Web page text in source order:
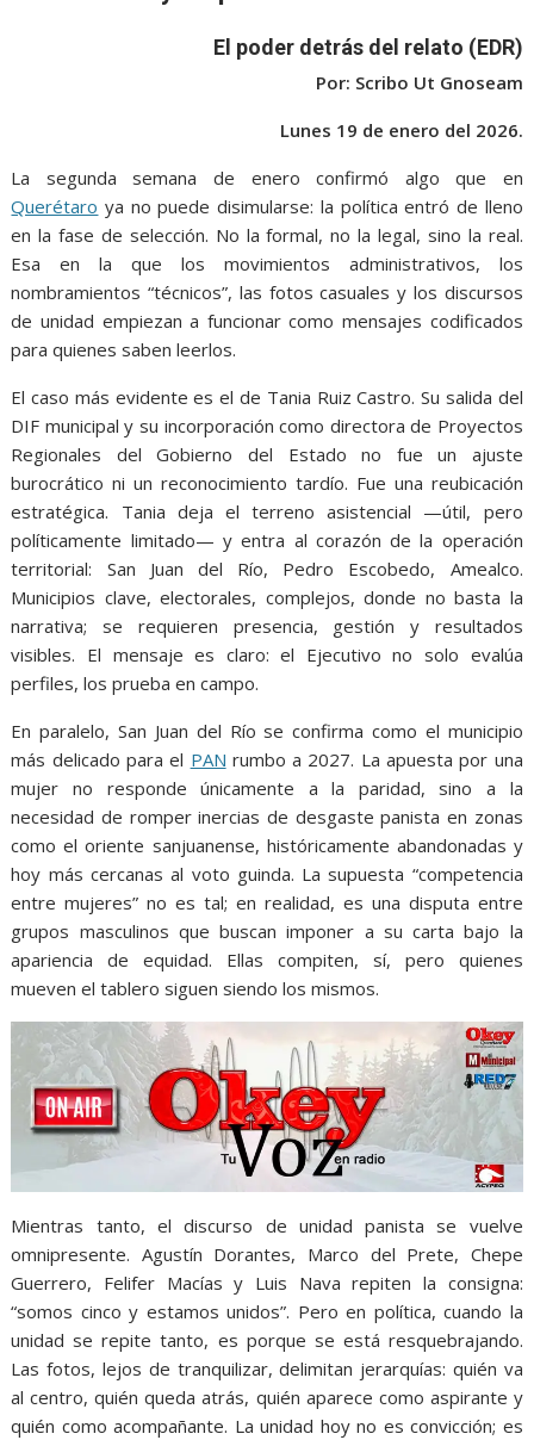
p g m
El poder detrás del relato (EDR)
Por: Scribo Ut Gnoseam
Lunes 19 de enero del 2026.
La segunda semana de enero confirmó algo que en
Querétaro ya no puede disimularse: la política entró de lleno
en la fase de selección. No la formal, no la legal, sino la real.
Esa en la que los movimientos administrativos, los
nombramientos “técnicos”, las fotos casuales y los discursos
de unidad empiezan a funcionar como mensajes codificados
para quienes saben leerlos.
El caso más evidente es el de Tania Ruiz Castro. Su salida del
DIF municipal y su incorporación como directora de Proyectos
Regionales del Gobierno del Estado no fue un ajuste
burocrático ni un reconocimiento tardío. Fue una reubicación
estratégica. Tania deja el terreno asistencial —útil, pero
políticamente limitado— y entra al corazón de la operación
territorial: San Juan del Río, Pedro Escobedo, Amealco.
Municipios clave, electorales, complejos, donde no basta la
narrativa; se requieren presencia, gestión y resultados
visibles. El mensaje es claro: el Ejecutivo no solo evalúa
perfiles, los prueba en campo.
En paralelo, San Juan del Río se confirma como el municipio
más delicado para el PAN rumbo a 2027. La apuesta por una
mujer no responde únicamente a la paridad, sino a la
necesidad de romper inercias de desgaste panista en zonas
como el oriente sanjuanense, históricamente abandonadas y
hoy más cercanas al voto guinda. La supuesta “competencia
entre mujeres” no es tal; en realidad, es una disputa entre
grupos masculinos que buscan imponer a su carta bajo la
apariencia de equidad. Ellas compiten, sí, pero quienes
mueven el tablero siguen siendo los mismos.
Mientras tanto, el discurso de unidad panista se vuelve
omnipresente. Agustín Dorantes, Marco del Prete, Chepe
Guerrero, Felifer Macías y Luis Nava repiten la consigna:
“somos cinco y estamos unidos”. Pero en política, cuando la
unidad se repite tanto, es porque se está resquebrajando.
Las fotos, lejos de tranquilizar, delimitan jerarquías: quién va
al centro, quién queda atrás, quién aparece como aspirante y
quién como acompañante. La unidad hoy no es convicción; es